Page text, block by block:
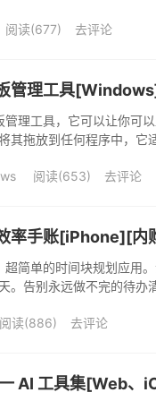
阅读(677) 去评论
管理工具
理工具，它可以让你可
其拖放到任何程序中，它
阅读(653) 去评论
率手账[iPhone][内
简单的时间块规划应用
。告别永远做不完的待办
阅读(886) 去评论
AI 工具集[Web、